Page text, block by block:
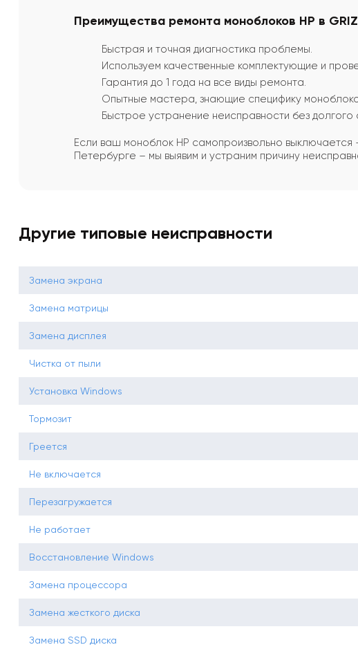
Преимущества ремонта моноблоков HP в
Быстрая и точная диагностика проблемы.
Используем качественные комплектующие и
Гарантия до 1 года на все виды ремонта.
Опытные мастера, знающие специфику
Быстрое устранение неисправности без долгого
Если ваш моноблок HP самопроизвольно
Петербурге – мы выявим и устраним причину
Другие типовые неисправности
Замена экрана
Замена матрицы
Замена дисплея
Чистка от пыли
Установка Windows
Тормозит
Греется
Не включается
Перезагружается
Не работает
Восстановление Windows
Замена процессора
Замена жесткого диска
Замена SSD диска